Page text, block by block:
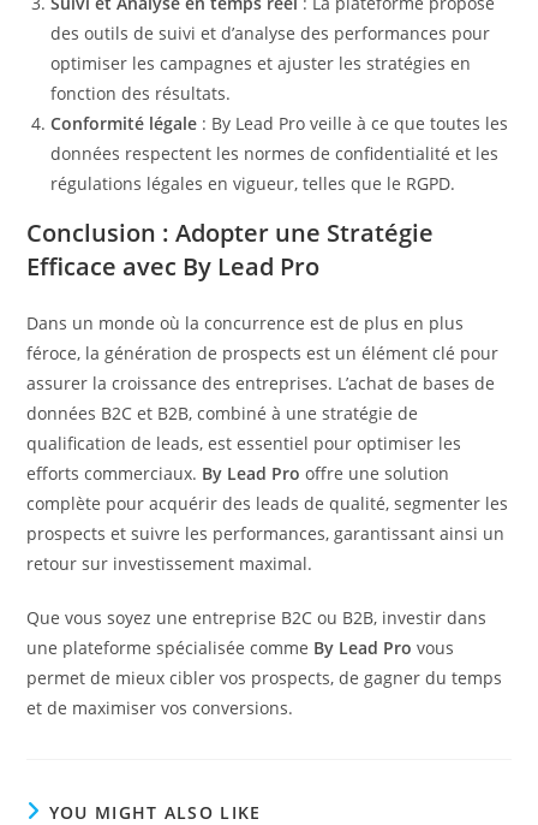
des outils de suivi et d’analyse des performances pour
optimiser les campagnes et ajuster les stratégies en
fonction des résultats.
Conformité légale : By Lead Pro veille à ce que toutes les
données respectent les normes de confidentialité et les
régulations légales en vigueur, telles que le RGPD.
Conclusion : Adopter une Stratégie
Efficace avec By Lead Pro
Dans un monde où la concurrence est de plus en plus
féroce, la génération de prospects est un élément clé pour
assurer la croissance des entreprises. L’achat de bases de
données B2C et B2B, combiné à une stratégie de
qualification de leads, est essentiel pour optimiser les
efforts commerciaux. By Lead Pro offre une solution
complète pour acquérir des leads de qualité, segmenter les
prospects et suivre les performances, garantissant ainsi un
retour sur investissement maximal.
Que vous soyez une entreprise B2C ou B2B, investir dans
une plateforme spécialisée comme By Lead Pro vous
permet de mieux cibler vos prospects, de gagner du temps
et de maximiser vos conversions.
YOU MIGHT ALSO LIKE